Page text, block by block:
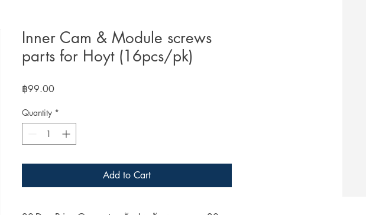
Inner Cam & Module screws
parts for Hoyt (16pcs/pk)
฿99.00Price
Quantity *
Add to Cart